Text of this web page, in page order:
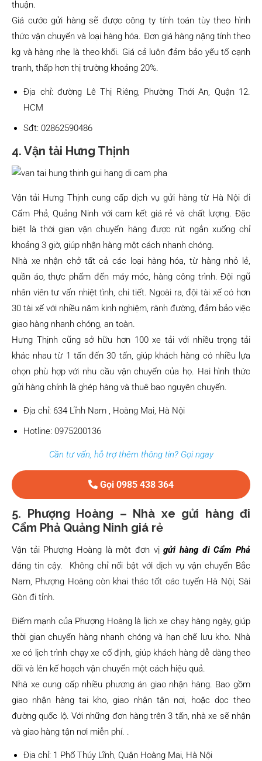
thuận.
Giá cước gửi hàng sẽ được công ty tính toán tùy theo hình
thức vận chuyển và loại hàng hóa. Đơn giá hàng nặng tính theo
kg và hàng nhẹ là theo khối. Giá cả luôn đảm bảo yếu tố cạnh
tranh, thấp hơn thị trường khoảng 20%.
Địa chỉ: đường Lê Thị Riêng, Phường Thới An, Quận 12.
HCM
Sđt: 02862590486
4. Vận tải Hưng Thịnh
Vận tải Hưng Thịnh cung cấp dịch vụ gửi hàng từ Hà Nội đi
Cẩm Phả, Quảng Ninh với cam kết giá rẻ và chất lượng. Đặc
biệt là thời gian vận chuyển hàng được rút ngắn xuống chỉ
khoảng 3 giờ, giúp nhận hàng một cách nhanh chóng.
Nhà xe nhận chở tất cả các loại hàng hóa, từ hàng nhỏ lẻ,
quần áo, thực phẩm đến máy móc, hàng công trình. Đội ngũ
nhân viên tư vấn nhiệt tình, chi tiết. Ngoài ra, đội tài xế có hơn
30 tài xế với nhiều năm kinh nghiệm, rành đường, đảm bảo việc
giao hàng nhanh chóng, an toàn.
Hưng Thịnh cũng sở hữu hơn 100 xe tải với nhiều trọng tải
khác nhau từ 1 tấn đến 30 tấn, giúp khách hàng có nhiều lựa
chọn phù hợp với nhu cầu vận chuyển của họ. Hai hình thức
gửi hàng chính là ghép hàng và thuê bao nguyên chuyến.
Địa chỉ: 634 Lĩnh Nam , Hoàng Mai, Hà Nội
Hotline: 0975200136
Cần tư vấn, hỗ trợ thêm thông tin? Gọi ngay
Gọi 0985 438 364
5. Phượng Hoàng – Nhà xe gửi hàng đi
Cẩm Phả Quảng Ninh giá rẻ
Vận tải Phượng Hoàng là một đơn vịgửi hàng đi Cẩm Phả
đáng tin cậy. Không chỉ nổi bật với dịch vụ vận chuyển Bắc
Nam, Phượng Hoàng còn khai thác tốt các tuyến Hà Nội, Sài
Gòn đi tỉnh.
Điểm mạnh của Phượng Hoàng là lịch xe chạy hàng ngày, giúp
thời gian chuyển hàng nhanh chóng và hạn chế lưu kho. Nhà
xe có lịch trình chạy xe cố định, giúp khách hàng dễ dàng theo
dõi và lên kế hoạch vận chuyển một cách hiệu quả.
Nhà xe cung cấp nhiều phương án giao nhận hàng. Bao gồm
giao nhận hàng tại kho, giao nhận tận nơi, hoặc dọc theo
đường quốc lộ. Với những đơn hàng trên 3 tấn, nhà xe sẽ nhận
và giao hàng tận nơi miễn phí. .
Địa chỉ: 1 Phố Thúy Lĩnh, Quận Hoàng Mai, Hà Nội